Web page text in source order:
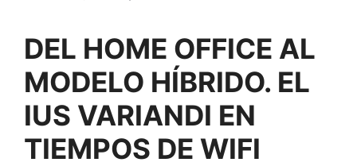
DEL HOME OFFICE AL
MODELO HÍBRIDO. EL
IUS VARIANDI EN
TIEMPOS DE WIFI